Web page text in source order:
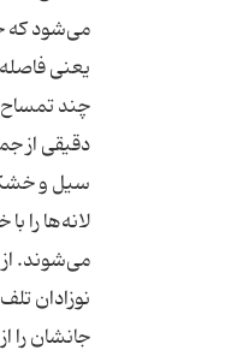
چند تمساح
دقیقی از
سیل و
لانه‌ها را
می‌شوند.
نوزادان
جانشان را